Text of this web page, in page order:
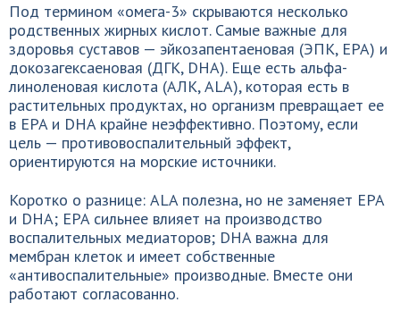
Под термином «омега-3» скрываются несколько
родственных жирных кислот. Самые важные для
здоровья суставов — эйкозапентаеновая (ЭПК, EPA) и
докозагексаеновая (ДГК, DHA). Еще есть альфа-
линоленовая кислота (АЛК, ALA), которая есть в
растительных продуктах, но организм превращает ее
в EPA и DHA крайне неэффективно. Поэтому, если
цель — противовоспалительный эффект,
ориентируются на морские источники.
Коротко о разнице: ALA полезна, но не заменяет EPA
и DHA; EPA сильнее влияет на производство
воспалительных медиаторов; DHA важна для
мембран клеток и имеет собственные
«антивоспалительные» производные. Вместе они
работают согласованно.